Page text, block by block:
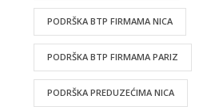
PODRŠKA BTP FIRMAMA NICA
PODRŠKA BTP FIRMAMA PARIZ
PODRŠKA PREDUZEĆIMA NICA